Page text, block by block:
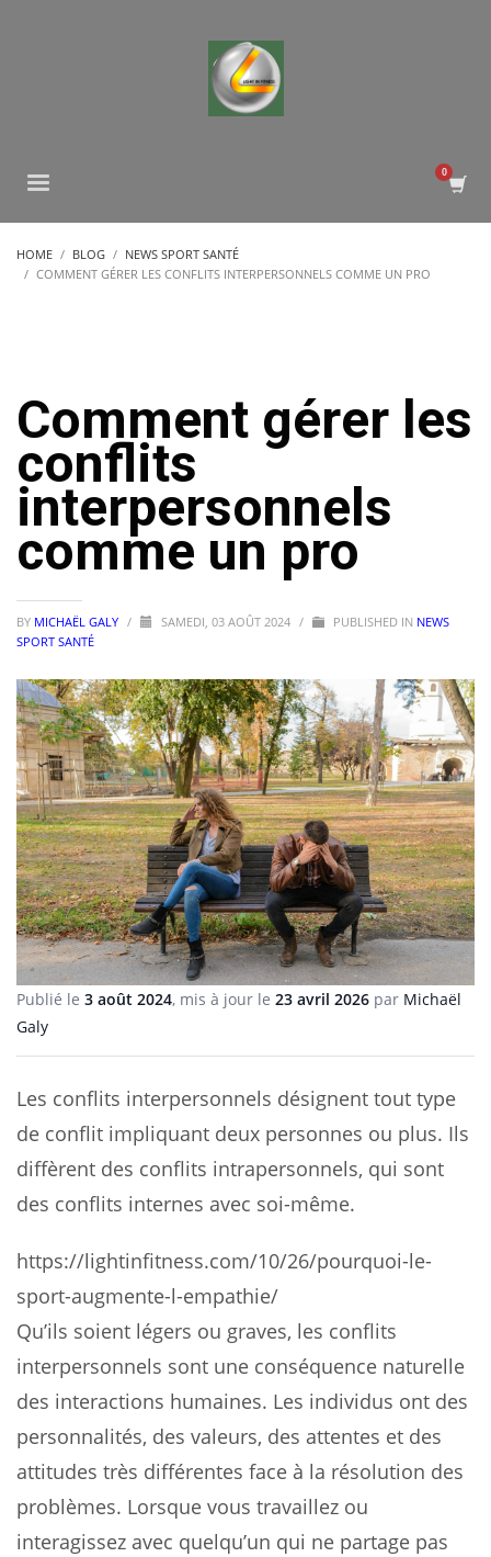
HOME BLOG
NEWS SPORT SANTÉ
COMMENT GÉRER LES CONFLITS INTERPERSONNELS COMME UN PRO
Comment gérer les
conflits
interpersonnels
comme un pro
BY MICHAËL GALY / SAMEDI, 03 AOÛT 2024 / PUBLISHED IN NEWS
SPORT SANTÉ
Publié le 3 août 2024, mis à jour le 23 avril 2026 par Michaël
Galy
Les conflits interpersonnels désignent tout type
de conflit impliquant deux personnes ou plus. Ils
diffèrent des conflits intrapersonnels, qui sont
des conflits internes avec soi-même.
https://lightinfitness.com/10/26/pourquoi-le-
sport-augmente-l-empathie/
Qu’ils soient légers ou graves, les conflits
interpersonnels sont une conséquence naturelle
des interactions humaines. Les individus ont des
personnalités, des valeurs, des attentes et des
attitudes très différentes face à la résolution des
problèmes. Lorsque vous travaillez ou
interagissez avec quelqu’un qui ne partage pas